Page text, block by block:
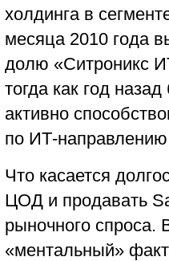
холдинга в
месяца 2010 года
долю «Ситроникс
тогда как год
активно
по ИТ-
Что касается
ЦОД и продавать
рыночного спроса.
«ментальный»